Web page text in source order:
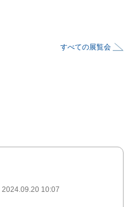
すべての展覧会
2024.09.20 10:07